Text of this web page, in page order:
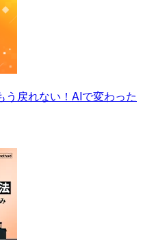
う戻れない！AIで変わった